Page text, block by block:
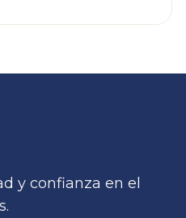
y confianza en el